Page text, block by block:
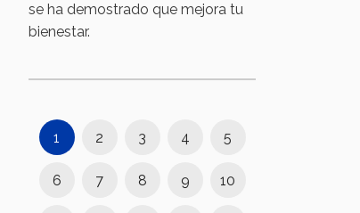
se ha demostrado que mejora tu
bienestar.
1 2 3 4 5
6 7 8 9 10